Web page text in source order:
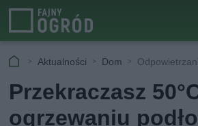
Aktualności Dom
Przekraczasz
ogrzewaniu